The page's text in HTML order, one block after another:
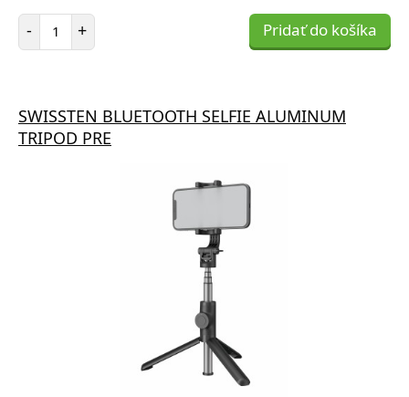
- Počet položiek
+ Pridať do košíka
SWISSTEN BLUETOOTH SELFIE ALUMINUM
TRIPOD PRE